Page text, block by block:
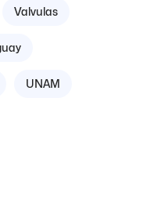
Valvulas
UNAM